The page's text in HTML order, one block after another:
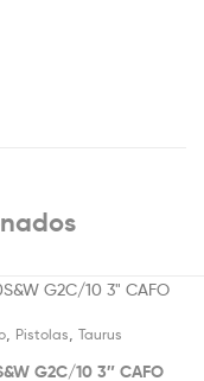
Pistolas Taurus
G2C/10 3″ CAFO